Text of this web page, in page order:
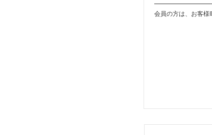
会員の方は、お客様